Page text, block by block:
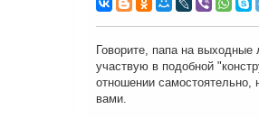
б
и
е
Говорите, папа на
участвую в подобной
отношении самостоятельно,
вами.